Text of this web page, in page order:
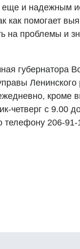
еще и надежным
как помогает
на проблемы и
губернатора
кроме
четверг с 9.00
206-91-